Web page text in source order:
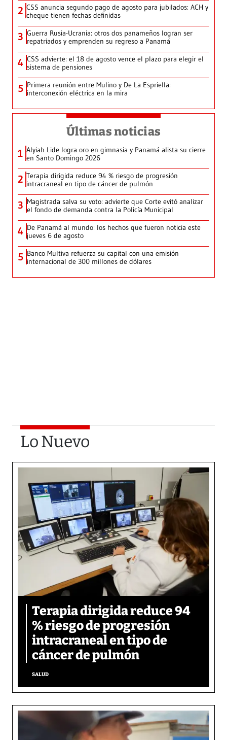
2 CSS anuncia segundo pago de agosto para jubilados: ACH y
cheque tienen fechas definidas
3 Guerra Rusia-Ucrania: otros dos panameños logran ser
repatriados y emprenden su regreso a Panamá
4 CSS advierte: el 18 de agosto vence el plazo para elegir el
sistema de pensiones
5 Primera reunión entre Mulino y De La Espriella:
interconexión eléctrica en la mira
Últimas noticias
1 Alyiah Lide logra oro en gimnasia y Panamá alista su cierre
en Santo Domingo 2026
2 Terapia dirigida reduce 94 % riesgo de progresión
intracraneal en tipo de cáncer de pulmón
3 Magistrada salva su voto: advierte que Corte evitó analizar
el fondo de demanda contra la Policía Municipal
4 De Panamá al mundo: los hechos que fueron noticia este
jueves 6 de agosto
5 Banco Multiva refuerza su capital con una emisión
internacional de 300 millones de dólares
Lo Nuevo
Terapia dirigida reduce 94
% riesgo de progresión
intracraneal en tipo de
cáncer de pulmón
SALUD